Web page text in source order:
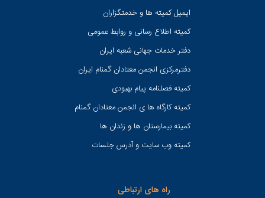
ایمیل کمیته ها و خدمتگزاران
کميته اطلاع رسانی و روابط عمومی
دفتر خدمات جهانی شعبه ايران
دفترمرکزی انجمن معتادان گمنام ایران
کمیته فصلنامه پیام بهبودی
کمیته کارگاه ها ی انجمن معتادان گمنام
کمیته بیمارستان ها و زندان ها
کمیته وب سایت و آدرس جلسات
راه های ارتباطی